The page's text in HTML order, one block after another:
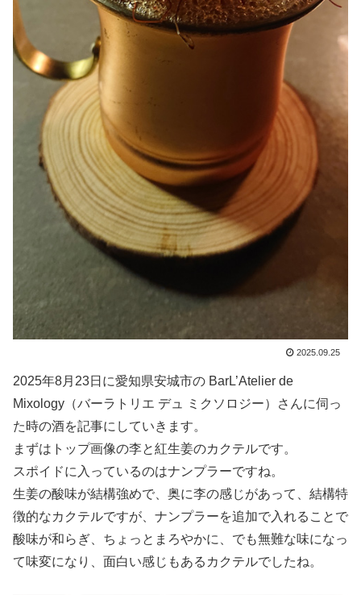
2025.09.25
2025年8月23日に愛知県安城市の BarL’Atelier de
Mixology（バーラトリエ デュ ミクソロジー）さんに伺っ
た時の酒を記事にしていきます。
まずはトップ画像の李と紅生姜のカクテルです。
スポイドに入っているのはナンプラーですね。
生姜の酸味が結構強めで、奥に李の感じがあって、結構特
徴的なカクテルですが、ナンプラーを追加で入れることで
酸味が和らぎ、ちょっとまろやかに、でも無難な味になっ
て味変になり、面白い感じもあるカクテルでしたね。